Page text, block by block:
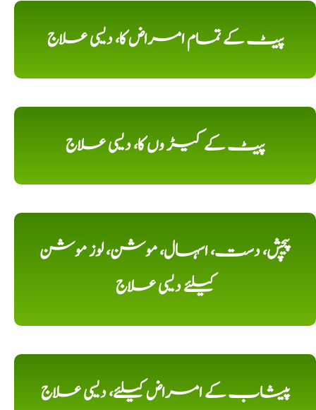
پیٹ کے تمام امراض کا، دیسی علاج
پیٹ کے کیڑ وں کا، دیسی علاج
پیچش، دست، اسہال، موشن، لوز موشن
کیلئے دیسی علاج
پیشاب کے امراض کیلئے، دیسی علاج